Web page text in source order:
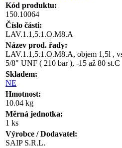
Kód produktu:
150.10064
Číslo části:
LAV.1.1,5.1.O.M8.A
Název prod. řady:
LAV.1.1,5.1.O.M8.A, objem 1,5l ,
5/8" UNF ( 210 bar ), -15 až 80 st.C
Skladem:
NE
Hmotnost:
10.04 kg
Měrná jednotka:
1 ks
Výrobce / Dodavatel:
SAIP S.R.L.